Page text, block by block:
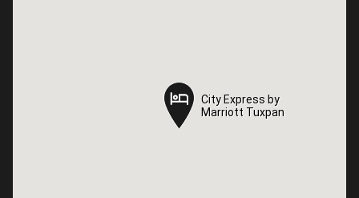
City Express by
Marriott Tuxpan
City Express by
Marriott Tuxpan